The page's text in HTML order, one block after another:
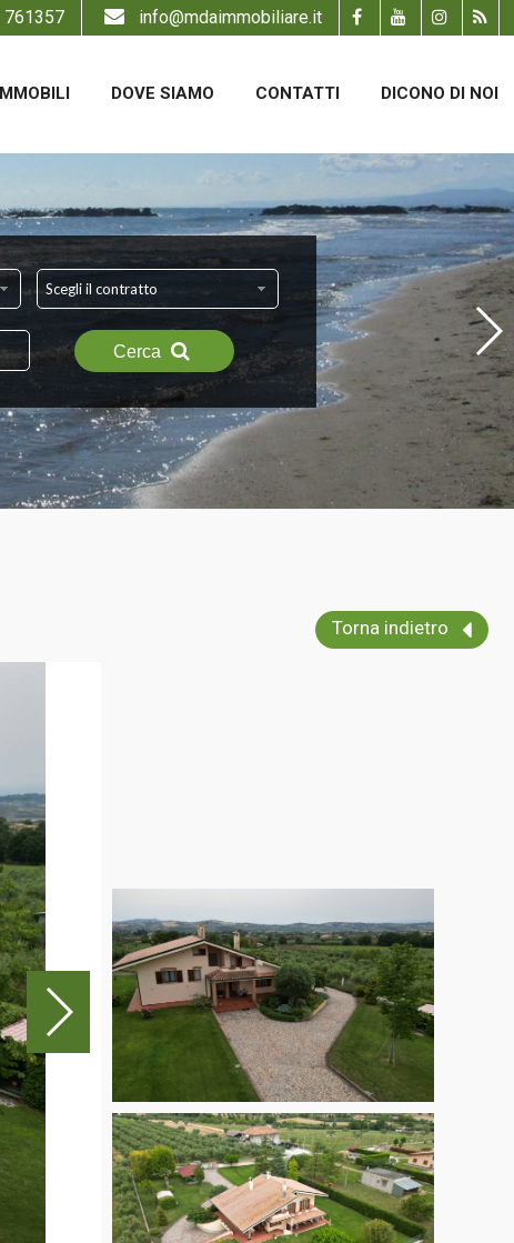
DOVE SIAMO CONTATTI DICONO DI NOI
info@mdaimmobiliare.it
761357
Scegli il contratto
Cerca
Torna indietro